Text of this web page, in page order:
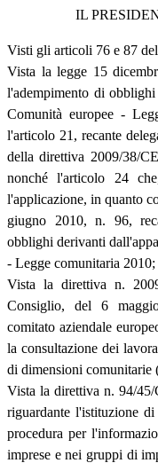
IL
Visti gli articoli 76 e 87
Vista la legge 15
l'adempimento di
Comunità europee -
l'articolo 21, recante
della direttiva 2009/38/
nonché l'articolo 24
l'applicazione, in quanto
giugno 2010, n. 96,
obblighi derivanti
- Legge comunitaria 2010;
Vista la direttiva n.
Consiglio, del 6
comitato aziendale
la consultazione dei
di dimensioni comunitarie
Vista la direttiva n. 94/
riguardante l'istituzione
procedura per
imprese e nei gruppi di